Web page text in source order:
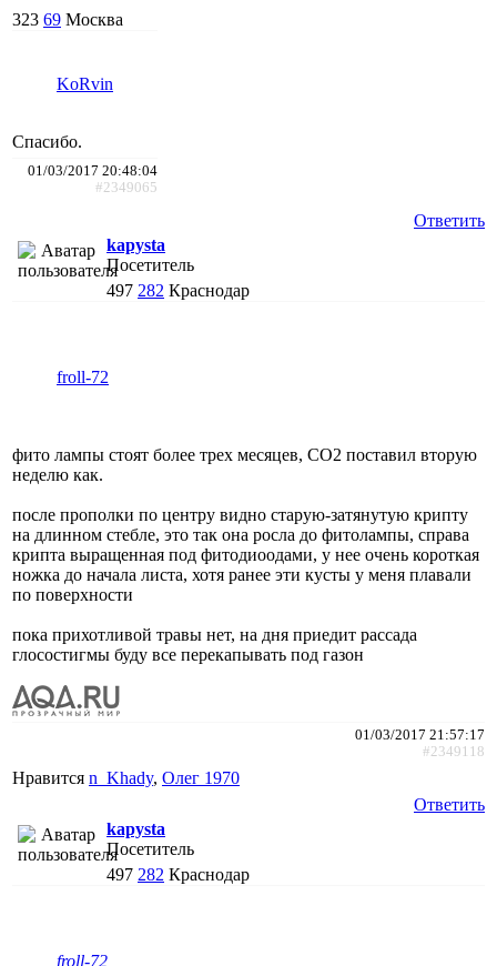
323 69 Москва
KoRvin
Спасибо.
01/03/2017 20:48:04
#2349065
Ответить
kapysta
Посетитель
497 282 Краснодар
froll-72
фито лампы стоят более трех месяцев, СО2 поставил вторую
неделю как.
после прополки по центру видно старую-затянутую крипту
на длинном стебле, это так она росла до фитолампы, справа
крипта выращенная под фитодиоодами, у нее очень короткая
ножка до начала листа, хотя ранее эти кусты у меня плавали
по поверхности
пока прихотливой травы нет, на дня приедит рассада
глосостигмы буду все перекапывать под газон
01/03/2017 21:57:17
#2349118
Нравится n_Khady, Олег 1970
Ответить
kapysta
Посетитель
497 282 Краснодар
froll-72